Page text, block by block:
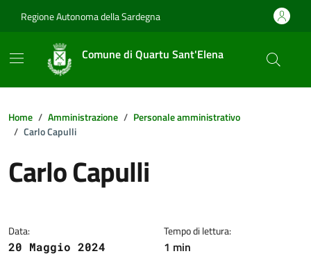
Regione Autonoma della Sardegna
Comune di Quartu Sant'Elena
Home Amministrazione
Personale amministrativo
Carlo Capulli
Carlo Capulli
Data:
20 Maggio 2024
Tempo di lettura:
1 min